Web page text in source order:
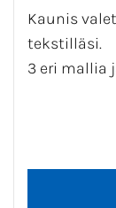
Kaunis
tekstilläsi.
3 eri mallia